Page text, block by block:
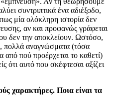
συντριπτικά ένα αδιέξοδο,
μία ολόκληρη ιστορία δεν
αν και προφανώς γράφεται
δεν την αποκλείουν. Ωστόσο,
πολλά αναγνώσματα (τόσα
από πού προέρχεται το καθετί)
ότι αυτό που σκέφτεσαι αξίζει
χαρακτήρες. Ποια είναι τα